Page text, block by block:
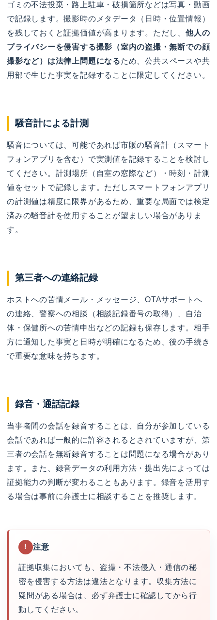
ゴミの不法投棄・路上駐車・破損箇所などは写真・動画
で記録します。撮影時のメタデータ（日時・位置情報）
を残しておくと証拠価値が高まります。ただし、他人の
プライバシーを侵害する撮影（室内の盗撮・無断での顔
撮影など）は法律上問題になるため、公共スペースや共
用部で生じた事実を記録することに限定してください。
騒音計による計測
騒音については、可能であれば市販の騒音計（スマート
フォンアプリを含む）で実測値を記録することを検討し
てください。計測場所（自室の窓際など）・時刻・計測
値をセットで記録します。ただしスマートフォンアプリ
の計測値は精度に限界があるため、重要な局面では検定
済みの騒音計を使用することが望ましい場合がありま
す。
第三者への連絡記録
ホストへの苦情メール・メッセージ、OTAサポートへ
の連絡、警察への相談（相談記録番号の取得）、自治
体・保健所への苦情申出などの記録も保存します。相手
方に通知した事実と日時が明確になるため、後の手続き
で重要な意味を持ちます。
録音・通話記録
当事者間の会話を録音することは、自分が参加している
会話であれば一般的に許容されるとされていますが、第
三者の会話を無断録音することは問題になる場合があり
ます。また、録音データの利用方法・提出先によっては
証拠能力の判断が変わることもあります。録音を活用す
る場合は事前に弁護士に相談することを推奨します。
! 注意
証拠収集においても、盗撮・不法侵入・通信の秘
密を侵害する方法は違法となります。収集方法に
疑問がある場合は、必ず弁護士に確認してから行
動してください。